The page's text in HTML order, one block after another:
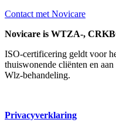
Contact met Novicare
Novicare is WTZA-,
ISO-certificering geldt voor
thuiswonende cliënten en
Wlz-behandeling.
Privacyverklaring